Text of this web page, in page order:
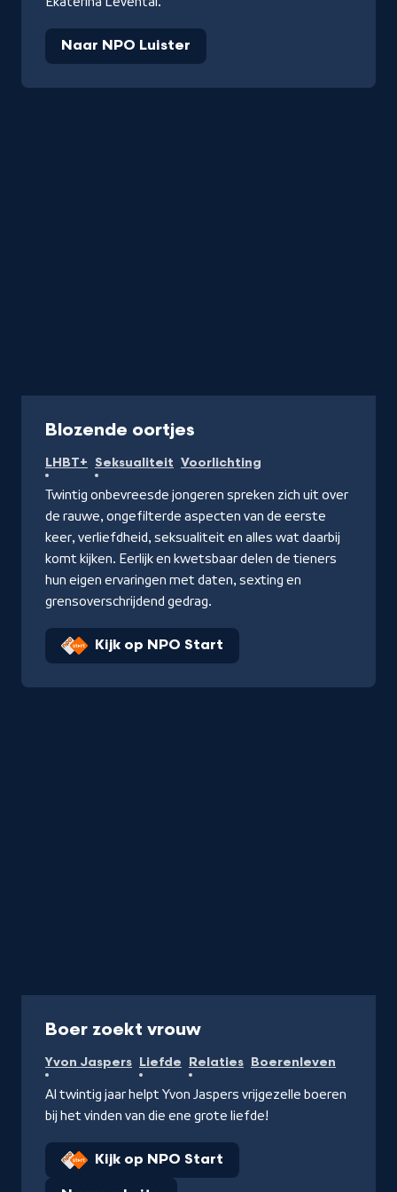
Naar NPO Luister
Blozende oortjes
LHBT+ Seksualiteit Voorlichting
Twintig onbevreesde jongeren spreken zich uit over
de rauwe, ongefilterde aspecten van de eerste
keer, verliefdheid, seksualiteit en alles wat daarbij
komt kijken. Eerlijk en kwetsbaar delen de tieners
hun eigen ervaringen met daten, sexting en
grensoverschrijdend gedrag.
Kijk op NPO Start
Boer zoekt vrouw
Yvon Jaspers Liefde Relaties Boerenleven
Al twintig jaar helpt Yvon Jaspers vrijgezelle boeren
bij het vinden van die ene grote liefde!
Kijk op NPO Start